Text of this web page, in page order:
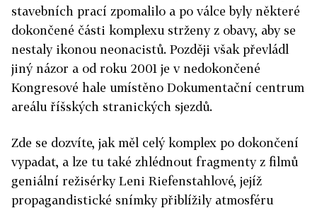
stavebních prací zpomalilo a po válce byly některé
dokončené části komplexu strženy z obavy, aby se
nestaly ikonou neonacistů. Později však převládl
jiný názor a od roku 2001 je v nedokončené
Kongresové hale umístěno Dokumentační centrum
areálu říšských stranických sjezdů.
Zde se dozvíte, jak měl celý komplex po dokončení
vypadat, a lze tu také zhlédnout fragmenty z filmů
geniální režisérky Leni Rie­fenstahlové, jejíž
propagandistické snímky přiblížily atmosféru